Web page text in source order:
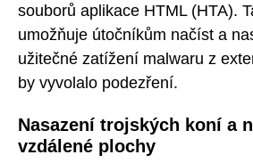
souborů aplikace HTML (HTA).
umožňuje útočníkům načíst a
užitečné zatížení malwaru z
by vyvolalo podezření.
Nasazení trojských koní a
vzdálené plochy